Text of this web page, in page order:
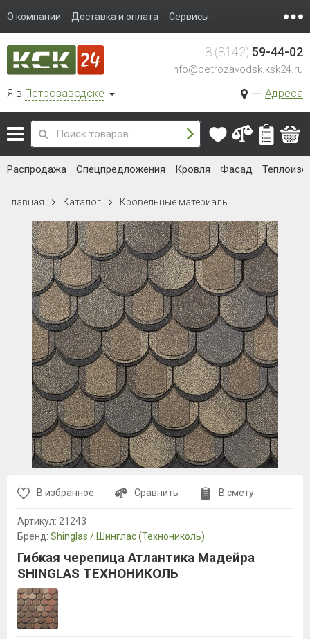
О компании Доставка и оплата Сервисы
Я в Петрозаводске Адреса
8 (8142) 59-44-02
info@petrozavodsk.ksk24.ru
Распродажа Спецпредложения Кровля Фасад
Главная Каталог Кровельные материалы
В избранное Сравнить В смету
Артикул: 21243
Бренд: Shinglas / Шинглас (Технониколь)
Гибкая черепица Атлантика Мадейра
SHINGLAS ТЕХНОНИКОЛЬ